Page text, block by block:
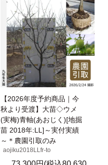
【2026年度予約商品｜今
秋より受渡】大苗◇ウメ
(実梅)青軸(あおじく)[地掘
苗 2018年:LL]～実付実績
～＊農園引取のみ
aojiku2018LLfr-to